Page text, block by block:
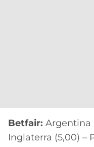
Betfair: Argentina
Inglaterra (5,00) –